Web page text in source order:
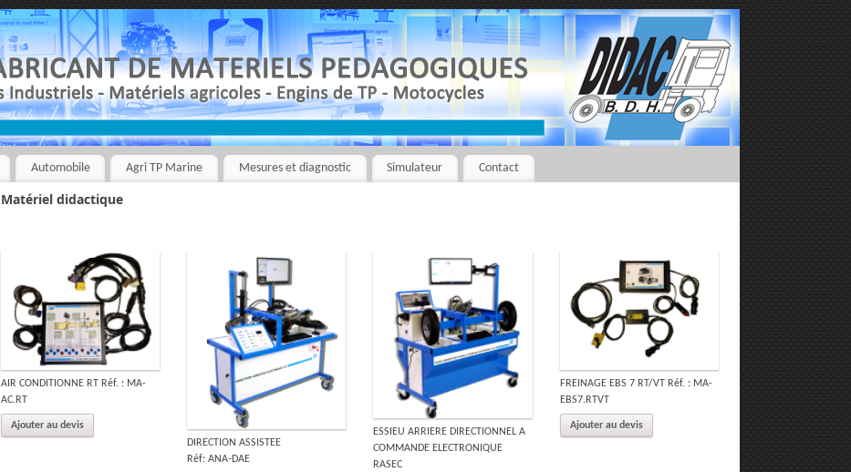
Automobile Agri TP Marine Mesures et diagnostic Simulateur Contact
Matériel didactique
AIR CONDITIONNE RT Réf. : MA-
AC.RT
Ajouter au devis
DIRECTION ASSISTEE
Réf: ANA-DAE
ESSIEU ARRIERE DIRECTIONNEL A
COMMANDE ELECTRONIQUE
RASEC
FREINAGE EBS 7 RT/VT Réf. : MA-
EBS7.RTVT
Ajouter au devis